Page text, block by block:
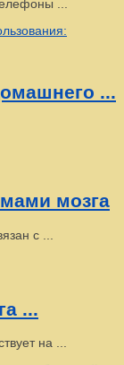
...
...
мозга
с ...
...
на ...